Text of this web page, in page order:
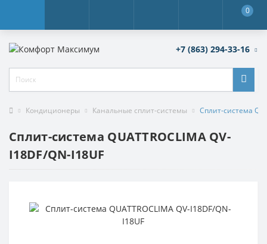
0
+7 (863) 294-33-16
Кондиционеры Канальные сплит-системы Сплит-система
Сплит-система QUATTROCLIMA QV-
I18DF/QN-I18UF